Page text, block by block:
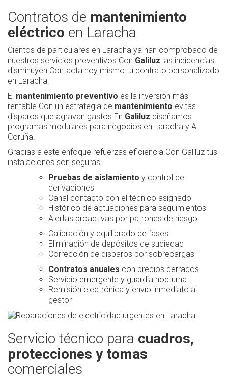
Contratos de mantenimiento
eléctrico en Laracha
Cientos de particulares en Laracha ya han comprobado de
nuestros servicios preventivos.Con Galiluz las incidencias
disminuyen.Contacta hoy mismo tu contrato personalizado
en Laracha.
El mantenimiento preventivo es la inversión más
rentable.Con un estrategia de mantenimiento evitas
disparos que agravan gastos.En Galiluz diseñamos
programas modulares para negocios en Laracha y A
Coruña.
Gracias a este enfoque refuerzas eficiencia.Con Galiluz tus
instalaciones son seguras.
Pruebas de aislamiento y control de
derivaciones
Canal contacto con el técnico asignado
Histórico de actuaciones para seguimientos
Alertas proactivas por patrones de riesgo
Calibración y equilibrado de fases
Eliminación de depósitos de suciedad
Corrección de disparos por sobrecargas
Contratos anuales con precios cerrados
Servicio emergente y guardia nocturna
Remisión electrónica y envío inmediato al
gestor
Servicio técnico para cuadros,
protecciones y tomas
comerciales